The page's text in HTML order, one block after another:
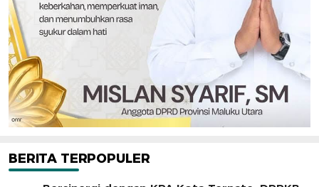
BERITA TERPOPULER